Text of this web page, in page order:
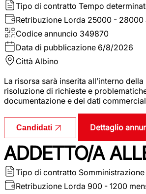
Tipo di contratto Tempo
Retribuzione Lorda 25000 - 28000
Codice annuncio 349870
Data di pubblicazione 6/8/2026
Città Albino
La risorsa sarà inserita all’interno
risoluzione di richieste e
documentazione e dei dati
Candidati Dettaglio
ADDETTO/A
Tipo di contratto Somministrazione
Retribuzione Lorda 900 - 1200